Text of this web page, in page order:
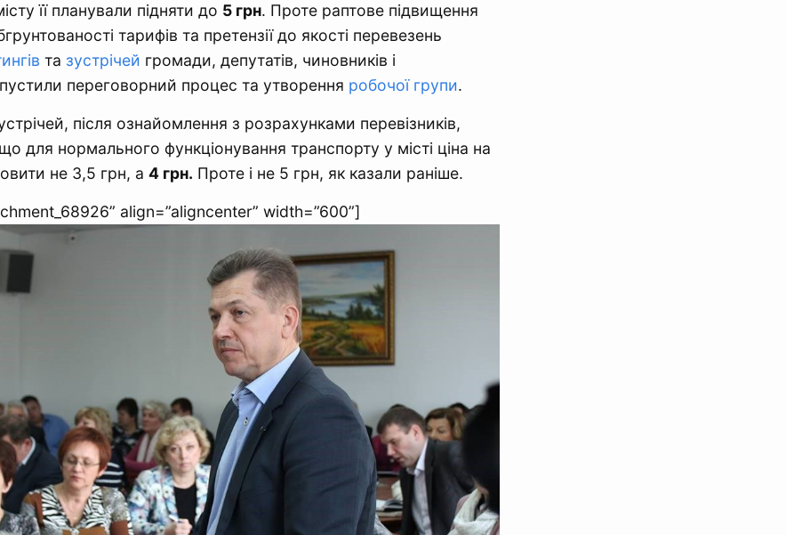
її планували підняти до 5 грн. Проте раптове підвищення
тарифів та претензії до якості перевезень
та зустрічей громади, депутатів, чиновників і
переговорний процес та утворення робочої групи.
після ознайомлення з розрахунками перевізників,
для нормального функціонування транспорту у місті ціна на
не 3,5 грн, а 4 грн. Проте і не 5 грн, як казали раніше.
align=”aligncenter” width=”600”]